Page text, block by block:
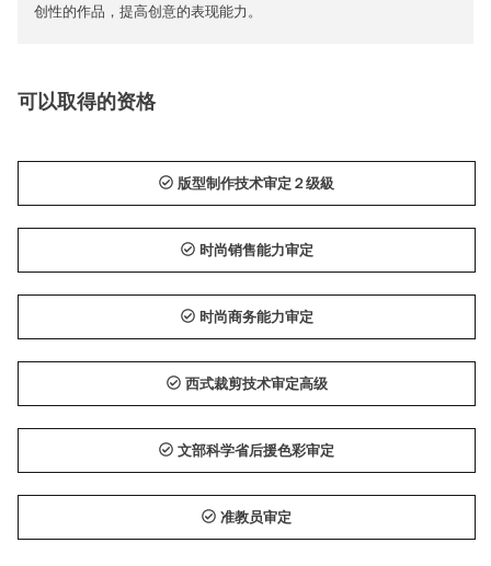
创性的作品，提高创意的表现能力。
可以取得的资格
版型制作技术审定２级級
时尚销售能力审定
时尚商务能力审定
西式裁剪技术审定高级
文部科学省后援色彩审定
准教员审定